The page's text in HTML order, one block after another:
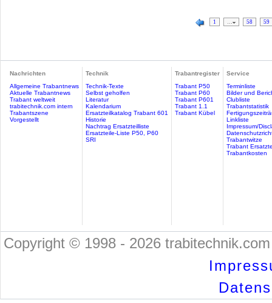
1 … 58 59
Nachrichten
Allgemeine Trabantnews
Aktuelle Trabantnews
Trabant weltweit
trabitechnik.com intern
Trabantszene
Vorgestellt
Technik
Technik-Texte
Selbst geholfen
Literatur
Kalendarium
Ersatzteilkatalog Trabant 601
Historie
Nachtrag Ersatzteilliste
Ersatzteile-Liste P50, P60
SRI
Trabantregister
Trabant P50
Trabant P60
Trabant P601
Trabant 1.1
Trabant Kübel
Service
Terminliste
Bilder und
Clubliste
Trabantstatistik
Linkliste
Impressum/
Trabantwitze
Trabant
Trabantkosten
Copyright © 1998 - 2026